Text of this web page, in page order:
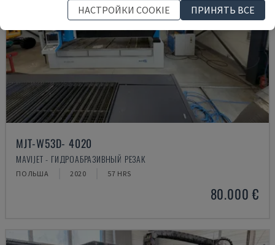
MJT-W53D- 4020
MAVIJET - ГИДРОАБРАЗИВНЫЙ РЕЗАК
ПОЛЬША 2020 57 HRS
80.000 €
НАСТРОЙКИ COOKIE
ПРИНЯТЬ ВСЕ